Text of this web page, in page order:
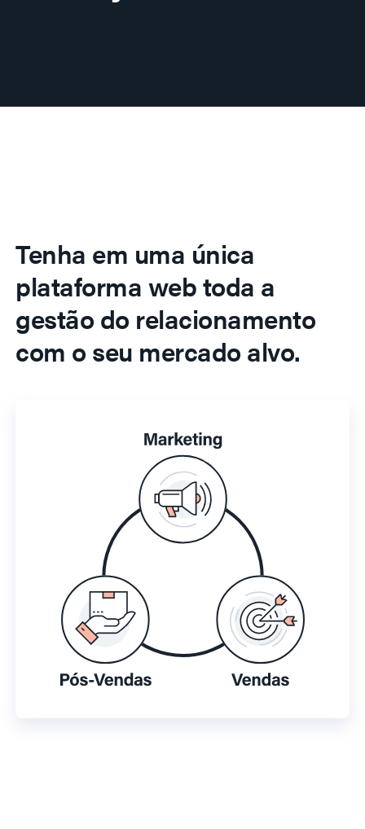
Tenha em uma única
plataforma web toda a
gestão do relacionamento
com o seu mercado alvo.